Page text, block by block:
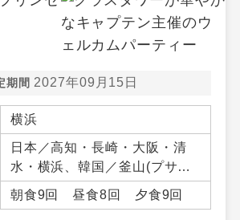
期間 2027年09月15日
横浜
日本／高知・長崎・大阪・清
水・横浜、韓国／釜山(プサ
ン)、 ／アジア周辺
朝食9回 昼食8回 夕食9回